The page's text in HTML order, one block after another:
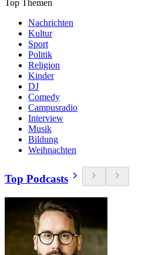
Top Themen
Nachrichten
Kultur
Sport
Politik
Religion
Kinder
DJ
Comedy
Campusradio
Interview
Musik
Bildung
Weihnachten
Top Podcasts